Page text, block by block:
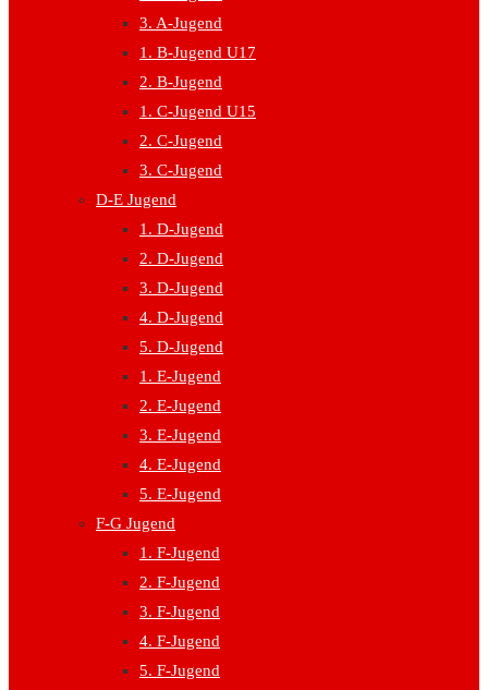
3. A-Jugend
1. B-Jugend U17
2. B-Jugend
1. C-Jugend U15
2. C-Jugend
3. C-Jugend
D-E Jugend
1. D-Jugend
2. D-Jugend
3. D-Jugend
4. D-Jugend
5. D-Jugend
1. E-Jugend
2. E-Jugend
3. E-Jugend
4. E-Jugend
5. E-Jugend
F-G Jugend
1. F-Jugend
2. F-Jugend
3. F-Jugend
4. F-Jugend
5. F-Jugend